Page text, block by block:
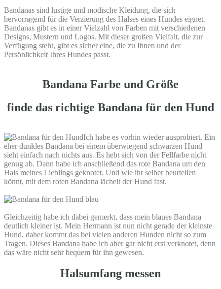
Bandanas sind lustige und modische Kleidung, die sich
hervorragend für die Verzierung des Halses eines Hundes eignet.
Bandanas gibt es in einer Vielzahl von Farben mit verschiedenen
Designs, Mustern und Logos. Mit dieser großen Vielfalt, die zur
Verfügung steht, gibt es sicher eine, die zu Ihnen und der
Persönlichkeit Ihres Hundes passt.
Bandana Farbe und Größe
finde das richtige Bandana für den Hund
Ich habe es vorhin wieder ausprobiert. Ein
eher dunkles Bandana bei einem überwiegend schwarzen Hund
sieht einfach nach nichts aus. Es hebt sich von der Fellfarbe nicht
genug ab. Dann habe ich anschließend das rote Bandana um den
Hals meines Lieblings geknotet. Und wie ihr selber beurteilen
könnt, mit dem roten Bandana lächelt der Hund fast.
Gleichzeitig habe ich dabei gemerkt, dass mein blaues Bandana
deutlich kleiner ist. Mein Hermann ist nun nicht gerade der kleinste
Hund, daher kommt das bei vielen anderen Hunden nicht so zum
Tragen. Dieses Bandana habe ich aber gar nicht erst verknotet, denn
das wäre nicht sehr bequem für ihn gewesen.
Halsumfang messen